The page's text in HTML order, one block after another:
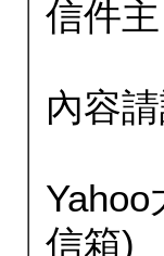
信件
內容請
信箱)